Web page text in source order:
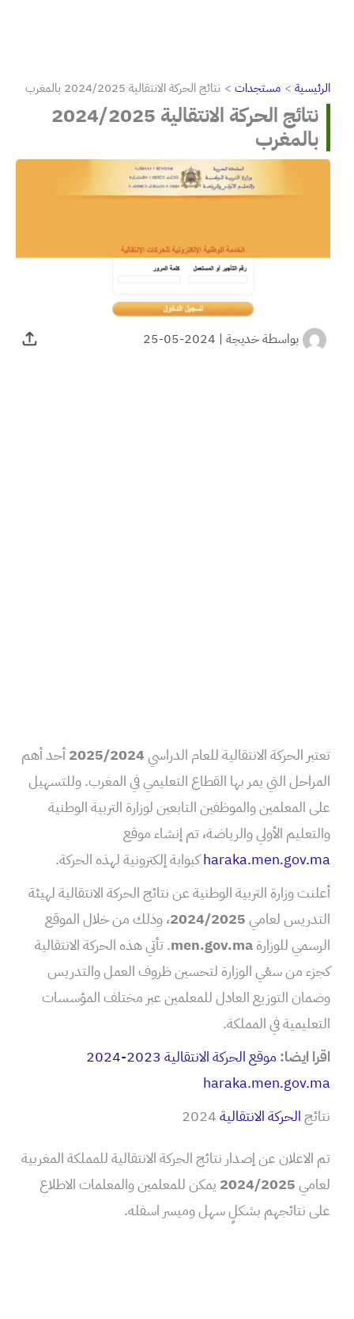
الرئيسية مستجدات نتائج الحركة الانتقالية 2024/2025 بالمغرب
نتائج الحركة الانتقالية 2024/2025
بالمغرب
بواسطةخديجة |
2024-05-25
تعتبر الحركة الانتقالية للعام الدراسي
أحد أهم
المراحل التي يمر بها القطاع التعليمي في المغرب. وللتسهيل
على المعلمين والموظفين التابعين لوزارة التربية الوطنية
والتعليم الأولي والرياضة، تم إنشاء موقع
haraka.men.gov.maكبوابة إلكترونية لهذه الحركة.
أعلنت وزارة التربية الوطنية عن نتائج الحركة الانتقالية لهيئة
التدريس لعامي2024/2025، وذلك من خلال الموقع
الرسمي للوزارةmen.gov.ma. تأتي هذه الحركة الانتقالية
كجزء من سعْي الوزارة لتحسين ظروف العمل والتدريس
وضمان التوزيع العادل للمعلمين عبر مختلف المؤسسات
التعليمية في المملكة.
اقرا ايضا:
موقع الحركة الانتقالية 2023-2024
haraka.men.gov.ma
نتائجالحركة الانتقالية
تم الاعلان عن إصدار نتائج الحركة الانتقالية للمملكة المغربية
لعامي
يمكن للمعلمين والمعلمات الاطلاع
على نتائجهم بشكلٍ سهل وميسر اسفله.